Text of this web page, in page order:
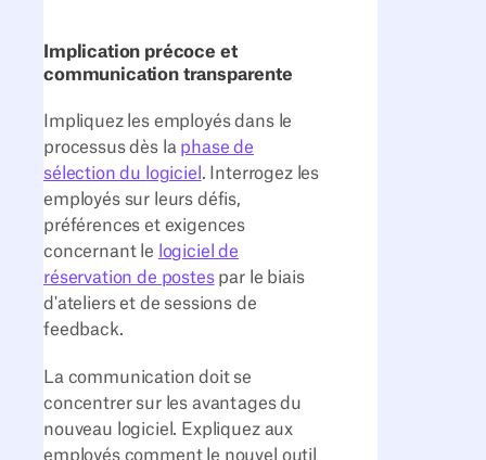
Implication précoce et
communication transparente
Impliquez les employés dans le
processus dès la phase de
sélection du logiciel . Interrogez les
employés sur leurs défis,
préférences et exigences
concernant le logiciel de
réservation de postespar le biais
d'ateliers et de sessions de
feedback.
La communication doit se
concentrer sur les avantages du
nouveau logiciel. Expliquez aux
employés comment le nouvel outil